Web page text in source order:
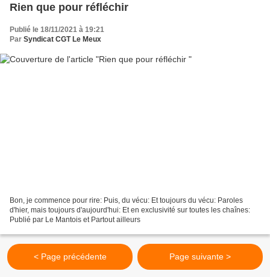
Rien que pour réfléchir
Publié le 18/11/2021 à 19:21
Par Syndicat CGT Le Meux
Bon, je commence pour rire: Puis, du vécu: Et toujours du vécu: Paroles
d'hier, mais toujours d'aujourd'hui: Et en exclusivité sur toutes les chaînes:
Publié par Le Mantois et Partout ailleurs
< Page précédente Page suivante >